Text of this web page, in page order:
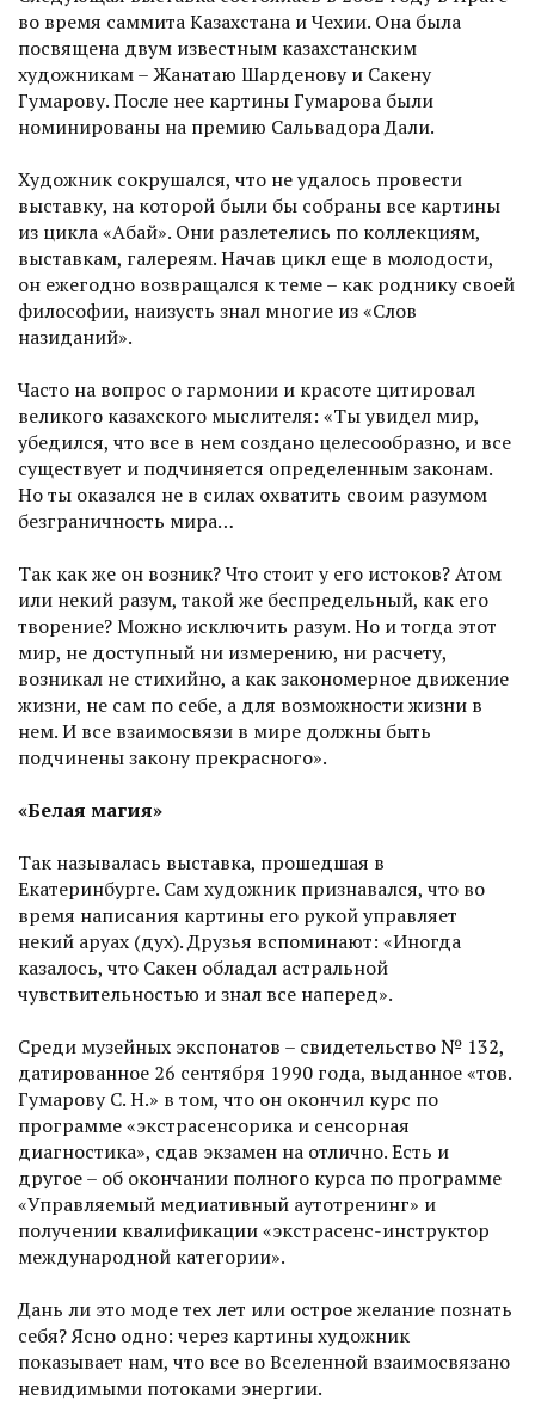
во время саммита Казахстана и Чехии. Она была
посвящена двум известным казахстанским
художникам – Жанатаю Шарденову и Сакену
Гумарову. После нее картины Гумарова были
номинированы на премию Сальвадора Дали.
Художник сокрушался, что не удалось провести
выставку, на которой были бы собраны все картины
из цикла «Абай». Они разлетелись по коллекциям,
выставкам, галереям. Начав цикл еще в молодости,
он ежегодно возвращался к теме – как роднику своей
философии, наизусть знал многие из «Слов
назиданий».
Часто на вопрос о гармонии и красоте цитировал
великого казахского мыслителя: «Ты увидел мир,
убедился, что все в нем соз­дано целесообразно, и все
сущест­вует и подчиняется определенным законам.
Но ты оказался не в силах охватить своим разумом
безграничность мира…
Так как же он возник? Что стоит у его истоков? Атом
или некий разум, такой же беспредельный, как его
творение? Можно исключить разум. Но и тогда этот
мир, не доступный ни измерению, ни расчету,
возникал не стихийно, а как закономерное движение
жизни, не сам по себе, а для возможности жизни в
нем. И все взаи­мосвязи в мире должны быть
подчинены закону прекрасного».
«Белая магия»
Так называлась выставка, прошедшая в
Екатеринбурге. Сам художник признавался, что во
время написания картины его рукой управляет
некий аруах (дух). Друзья вспоминают: «Иногда
казалось, что Сакен обладал астральной
чувствительностью и знал все наперед».
Среди музейных экспонатов – свидетельство № 132,
датированное 26 сентября 1990 года, выданное «тов.
Гумарову С. Н.» в том, что он окончил курс по
программе «экстрасенсорика и сенсорная
диагностика», сдав экзамен на отлично. Есть и
другое – об окончании полного курса по программе
«Управляемый медиативный аутотренинг» и
получении квалификации «экстрасенс-инструктор
международной категории».
Дань ли это моде тех лет или острое желание познать
себя? Ясно одно: через картины художник
показывает нам, что все во Вселенной взаимосвязано
невидимыми потоками энергии.